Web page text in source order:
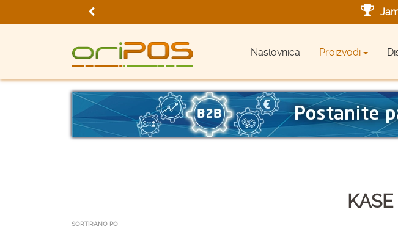
Naslovnica Proizvodi
SORTIRANO PO